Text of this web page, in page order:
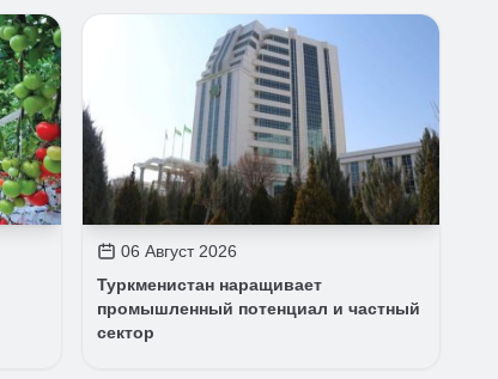
06 Август 2026
Туркменистан наращивает
промышленный потенциал и частный
сектор